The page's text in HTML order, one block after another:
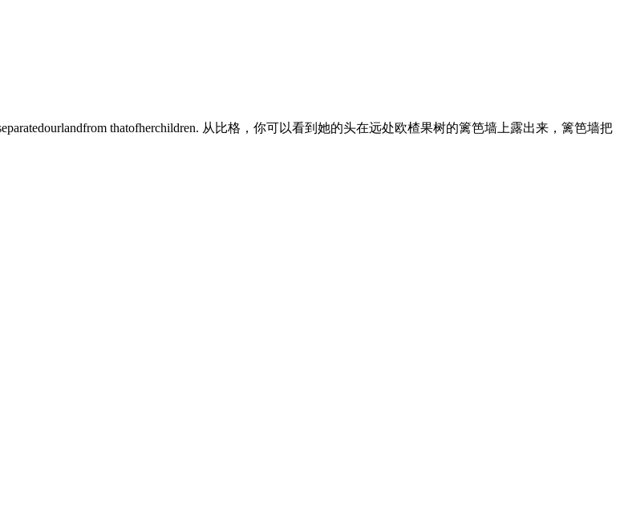
separatedourlandfrom thatofherchildren. 从比格，你可以看到她的头在远处欧楂果树的篱笆墙上露出来，篱笆墙把